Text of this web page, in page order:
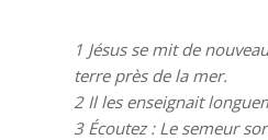
1 Jésus se mit de
terre près de la mer.
2Il les enseignait
3Écoutez : Le semeur